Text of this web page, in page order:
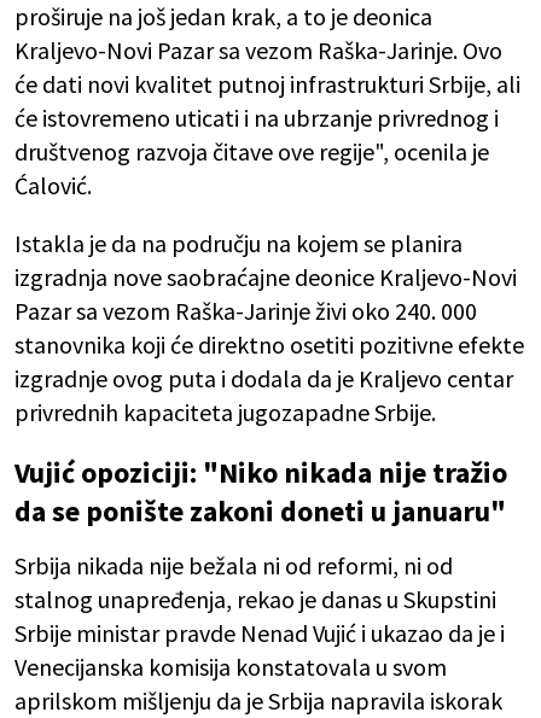
proširuje na još jedan krak, a to je deonica
Kraljevo-Novi Pazar sa vezom Raška-Jarinje. Ovo
će dati novi kvalitet putnoj infrastrukturi Srbije, ali
će istovremeno uticati i na ubrzanje privrednog i
društvenog razvoja čitave ove regije", ocenila je
Ćalović.
Istakla je da na području na kojem se planira
izgradnja nove saobraćajne deonice Kraljevo-Novi
Pazar sa vezom Raška-Jarinje živi oko 240. 000
stanovnika koji će direktno osetiti pozitivne efekte
izgradnje ovog puta i dodala da je Kraljevo centar
privrednih kapaciteta jugozapadne Srbije.
Vujić opoziciji: "Niko nikada nije tražio
da se ponište zakoni doneti u januaru"
Srbija nikada nije bežala ni od reformi, ni od
stalnog unapređenja, rekao je danas u Skupstini
Srbije ministar pravde Nenad Vujić i ukazao da je i
Venecijanska komisija konstatovala u svom
aprilskom mišljenju da je Srbija napravila iskorak